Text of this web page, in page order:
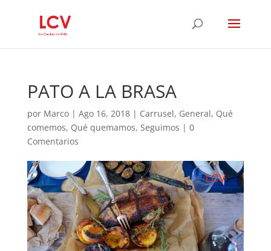
PATO A LA BRASA
por Marco| Ago 16, 2018| Carrusel, General, Qué
comemos, Qué quemamos, Seguimos | 0
Comentarios